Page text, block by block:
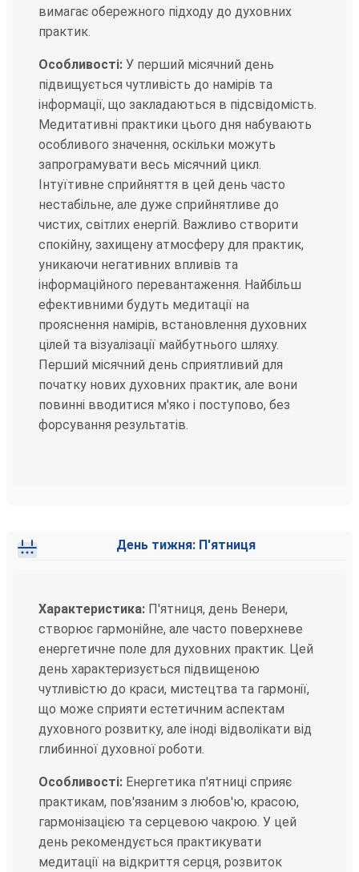
вимагає обережного підходу до духовних
практик.
Особливості: У перший місячний день
підвищується чутливість до намірів та
інформації, що закладаються в підсвідомість.
Медитативні практики цього дня набувають
особливого значення, оскільки можуть
запрограмувати весь місячний цикл.
Інтуїтивне сприйняття в цей день часто
нестабільне, але дуже сприйнятливе до
чистих, світлих енергій. Важливо створити
спокійну, захищену атмосферу для практик,
уникаючи негативних впливів та
інформаційного перевантаження. Найбільш
ефективними будуть медитації на
прояснення намірів, встановлення духовних
цілей та візуалізації майбутнього шляху.
Перший місячний день сприятливий для
початку нових духовних практик, але вони
повинні вводитися м'яко і поступово, без
форсування результатів.
День тижня: П'ятниця
Характеристика: П'ятниця, день Венери,
створює гармонійне, але часто поверхневе
енергетичне поле для духовних практик. Цей
день характеризується підвищеною
чутливістю до краси, мистецтва та гармонії,
що може сприяти естетичним аспектам
духовного розвитку, але іноді відволікати від
глибинної духовної роботи.
Особливості: Енергетика п'ятниці сприяє
практикам, пов'язаним з любов'ю, красою,
гармонізацією та серцевою чакрою. У цей
день рекомендується практикувати
медитації на відкриття серця, розвиток